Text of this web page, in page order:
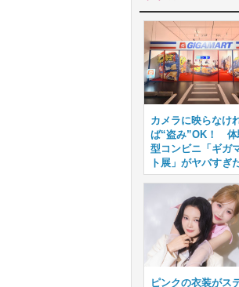
カメラに映らなけ
ば“盗み”OK！ 体
型コンビニ「ギガ
ト展」がヤバすぎ
ピンクの衣装がス